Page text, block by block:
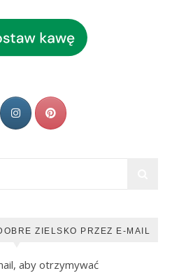
ZIELSKO PRZEZ E-MAIL
aby otrzymywać